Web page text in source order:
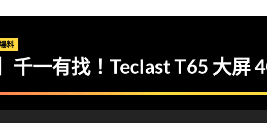
料
千一有找！Teclast T65 大屏